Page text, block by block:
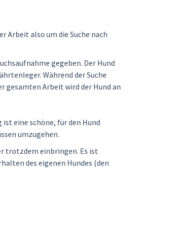
Arbeit also um die Suche nach
gegeben. Der Hund
Während der Suche
gesamten Arbeit wird der Hund an
eine schöne, für den Hund
umzugehen.
trotzdem einbringen. Es ist
des eigenen Hundes (den